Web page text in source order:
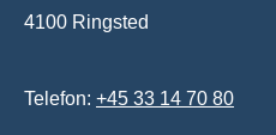
4100 Ringsted
Telefon: +45 33 14 70 80